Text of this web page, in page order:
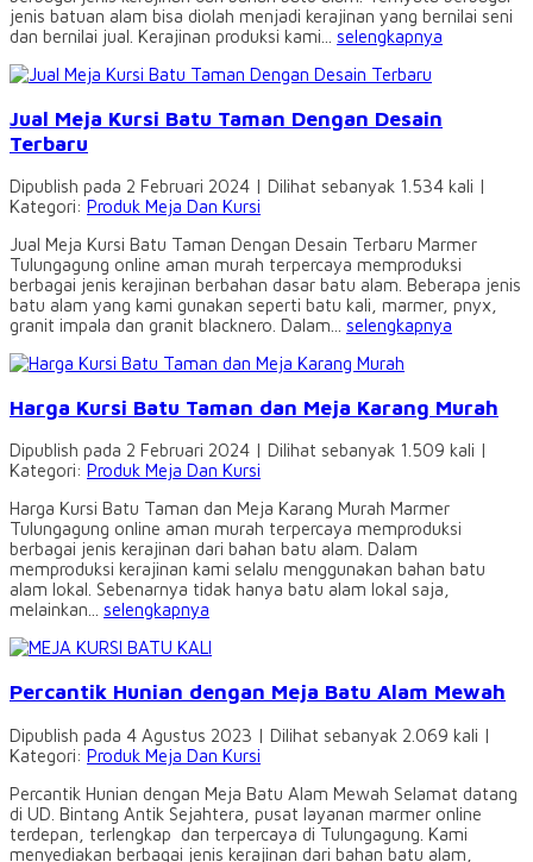
jenis batuan alam bisa diolah menjadi kerajinan yang bernilai seni
dan bernilai jual. Kerajinan produksi kami... selengkapnya
Jual Meja Kursi Batu Taman Dengan Desain
Terbaru
Dipublish pada 2 Februari 2024 | Dilihat sebanyak 1.534 kali |
Kategori: Produk Meja Dan Kursi
Jual Meja Kursi Batu Taman Dengan Desain Terbaru Marmer
Tulungagung online aman murah terpercaya memproduksi
berbagai jenis kerajinan berbahan dasar batu alam. Beberapa jenis
batu alam yang kami gunakan seperti batu kali, marmer, pnyx,
granit impala dan granit blacknero. Dalam... selengkapnya
Harga Kursi Batu Taman dan Meja Karang Murah
Dipublish pada 2 Februari 2024 | Dilihat sebanyak 1.509 kali |
Kategori: Produk Meja Dan Kursi
Harga Kursi Batu Taman dan Meja Karang Murah Marmer
Tulungagung online aman murah terpercaya memproduksi
berbagai jenis kerajinan dari bahan batu alam. Dalam
memproduksi kerajinan kami selalu menggunakan bahan batu
alam lokal. Sebenarnya tidak hanya batu alam lokal saja,
melainkan... selengkapnya
Percantik Hunian dengan Meja Batu Alam Mewah
Dipublish pada 4 Agustus 2023 | Dilihat sebanyak 2.069 kali |
Kategori: Produk Meja Dan Kursi
Percantik Hunian dengan Meja Batu Alam Mewah Selamat datang
di UD. Bintang Antik Sejahtera, pusat layanan marmer online
terdepan, terlengkap dan terpercaya di Tulungagung. Kami
menyediakan berbagai jenis kerajinan dari bahan batu alam,